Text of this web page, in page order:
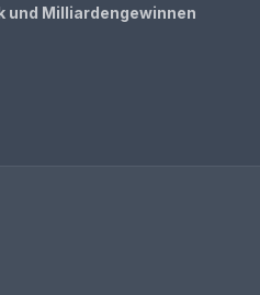
und Milliardengewinnen